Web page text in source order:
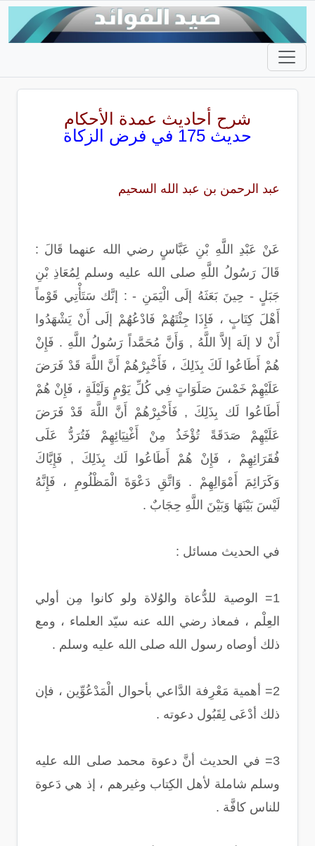
شرح أحاديث عمدة الأحكام
حديث 175 في فرض الزكاة
عبد الرحمن بن عبد الله السحيم
عَنْ عَبْدِ اللَّهِ بْنِ عَبَّاسٍ رضي الله عنهما قَالَ :
قَالَ رَسُولُ اللَّهِ صلى الله عليه وسلم لِمُعَاذِ بْنِ
جَبَلٍ - حِينَ بَعَثَهُ إلَى الْيَمَنِ - : إنَّك سَتَأْتِي قَوْماً
أَهْلَ كِتَابٍ ، فَإِذَا جِئْتَهُمْ فَادْعُهُمْ إلَى أَنْ يَشْهَدُوا
أَنْ لا إلَهَ إلاَّ اللَّهُ , وَأَنَّ مُحَمَّداً رَسُولُ اللَّهِ . فَإِنْ
هُمْ أَطَاعُوا لَكَ بِذَلِكَ ، فَأَخْبِرْهُمْ أَنَّ اللَّهَ قَدْ فَرَضَ
عَلَيْهِمْ خَمْسَ صَلَوَاتٍ فِي كُلِّ يَوْمٍ وَلَيْلَةٍ ، فَإِنْ هُمْ
أَطَاعُوا لَك بِذَلِكَ , فَأَخْبِرْهُمْ أَنَّ اللَّهَ قَدْ فَرَضَ
عَلَيْهِمْ صَدَقَةً تُؤْخَذُ مِنْ أَغْنِيَائِهِمْ فَتُرَدُّ عَلَى
فُقَرَائِهِمْ ، فَإِنْ هُمْ أَطَاعُوا لَك بِذَلِكَ , فَإِيَّاكَ
وَكَرَائِمَ أَمْوَالِهِمْ . وَاتَّقِ دَعْوَةَ الْمَظْلُومِ ، فَإِنَّهُ
لَيْسَ بَيْنَهَا وَبَيْنَ اللَّهِ حِجَابٌ .
في الحديث مسائل :
1= الوصية للدُّعاة والوُلاة ولو كانوا مِن أولي
العِلْم ، فمعاذ رضي الله عنه سيّد العلماء ، ومع
ذلك أوصاه رسول الله صلى الله عليه وسلم .
2= أهمية مَعْرِفة الدَّاعي بأحوال الْمَدْعُوِّين ، فإن
ذلك أدْعَى لِقَبُول دعوته .
3= في الحديث أنَّ دعوة محمد صلى الله عليه
وسلم شاملة لأهل الكِتاب وغيرهم ، إذ هي دَعوة
للناس كافَّة .